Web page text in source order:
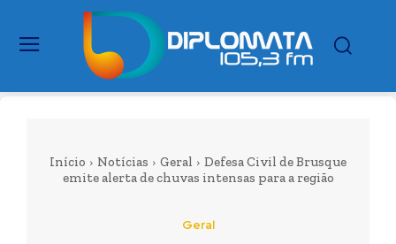
Início Notícias Geral
Defesa Civil de Brusque
emite alerta de chuvas intensas para a região
Geral